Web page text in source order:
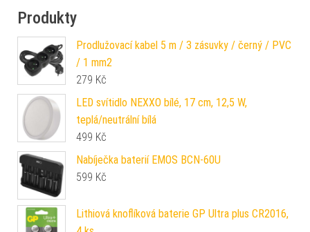
Produkty
Prodlužovací kabel 5 m / 3 zásuvky / černý / PVC
/ 1 mm2
279 Kč
LED svítidlo NEXXO bílé, 17 cm, 12,5 W,
teplá/neutrální bílá
499 Kč
Nabíječka baterií EMOS BCN-60U
599 Kč
Lithiová knoflíková baterie GP Ultra plus CR2016,